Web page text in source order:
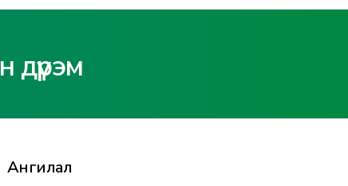
дүрэм
Ангилал